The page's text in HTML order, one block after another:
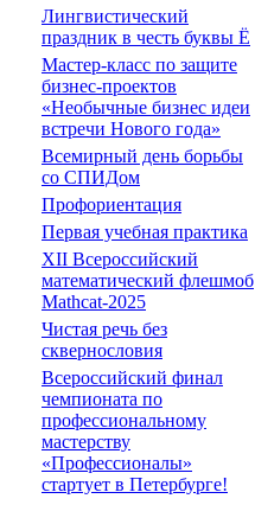
Лингвистический
праздник в честь буквы Ё
Мастер-класс по защите
бизнес-проектов
«Необычные бизнес идеи
встречи Нового года»
Всемирный день борьбы
со СПИДом
Профориентация
Первая учебная практика
XII Всероссийский
математический флешмоб
Mathcat-2025
Чистая речь без
сквернословия
Всероссийский финал
чемпионата по
профессиональному
мастерству
«Профессионалы»
стартует в Петербурге!